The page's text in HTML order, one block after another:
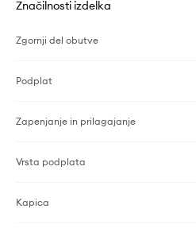
Značilnosti izdelka
Zgornji del obutve
Podplat
Zapenjanje in prilagajanje
Vrsta podplata
Kapica